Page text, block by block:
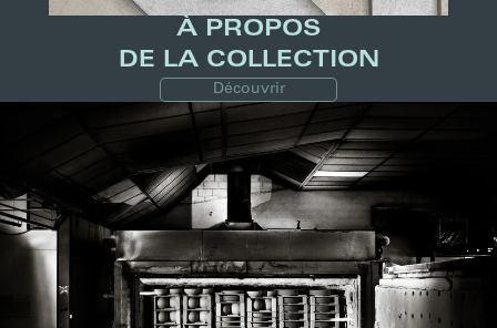
À PROPOS
DE LA COLLECTION
Découvrir